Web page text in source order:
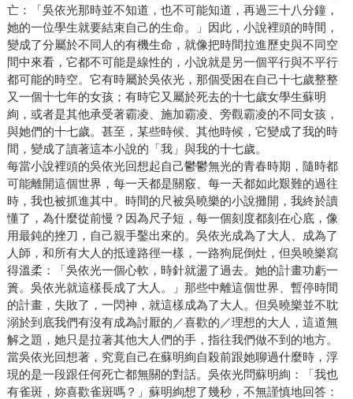
亡：「吳依光那時並不知道，也不可能知道，再過三十八分鐘，
她的一位學生就要結束自己的生命。」因此，小說裡頭的時間，
變成了分屬於不同人的有機生命，就像把時間拉進歷史與不同空
間中來看，它都不可能是線性的，小說就是另一個平行與不平行
都可能的時空。它有時屬於吳依光，那個受困在自己十七歲整整
又一個十七年的女孩；有時它又屬於死去的十七歲女學生蘇明
絢，或者是其他承受著霸凌、施加霸凌、旁觀霸凌的不同女孩，
與她們的十七歲。甚至，某些時候、其他時候，它變成了我的時
間，變成了讀著這本小說的「我」與我的十七歲。
每當小說裡頭的吳依光回想起自己鬱鬱無光的青春時期，隨時都
可能離開這個世界，每一天都是關竅、每一天都如此艱難的過往
時，我也被抓進其中。時間的尺被吳曉樂的小說攤開，我終於讀
懂了，為什麼從前慢？因為尺子短，每一個刻度都刻在心底，像
用最鈍的挫刀，自己親手鑿出來的。吳依光成為了大人、成為了
人師，和所有大人的抵達路徑一樣，一路狗屁倒灶，但吳曉樂寫
得溫柔：「吳依光一個心軟，時針就盪了過去。她的計畫功虧一
簣。吳依光就這樣長成了大人。」那些中離這個世界、暫停時間
的計畫，失敗了，一閃神，就這樣成為了大人。但吳曉樂並不耽
溺於到底我們有沒有成為討厭的／喜歡的／理想的大人，這道無
解之題，她只是拉著其他大人們的手，指往我們做不到的地方。
當吳依光回想著，究竟自己在蘇明絢自殺前跟她聊過什麼時，浮
現的是一段跟任何死亡都無關的對話。吳依光問蘇明絢：「我也
有雀斑，妳喜歡雀斑嗎？」蘇明絢想了幾秒，不無謹慎地回答：